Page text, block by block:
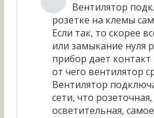
Вентилятор
розетке на клемы
Если так, то скорее
или замыкание нуля
прибор дает
от чего вентилятор
Вентилятор
сети, что
осветительная,